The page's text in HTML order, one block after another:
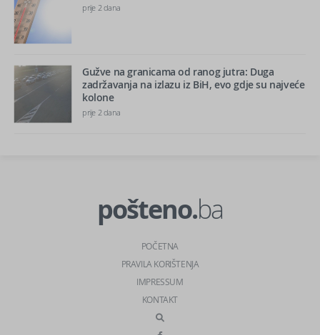
prije 2 dana
Gužve na granicama od ranog jutra: Duga
zadržavanja na izlazu iz BiH, evo gdje su najveće
kolone
prije 2 dana
pošteno.ba
POČETNA
PRAVILA KORIŠTENJA
IMPRESSUM
KONTAKT